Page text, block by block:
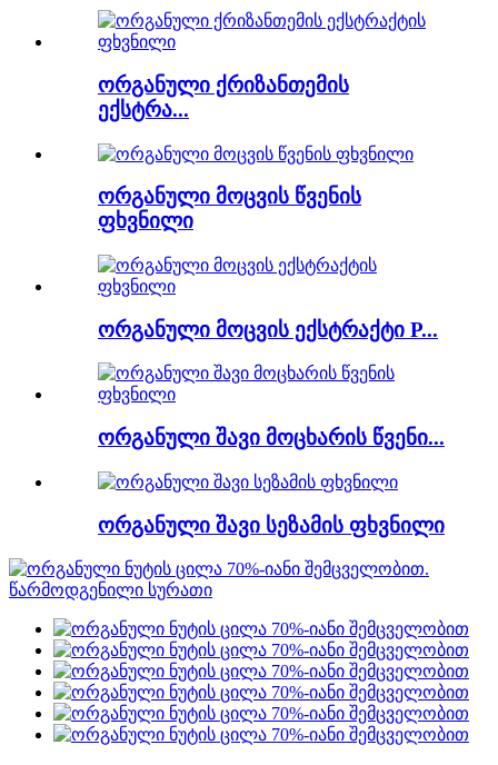
ორგანული ქრიზანთემის
ექსტრა...
ორგანული მოცვის წვენის
ფხვნილი
ორგანული მოცვის ექსტრაქტი P...
ორგანული შავი მოცხარის წვენი...
ორგანული შავი სეზამის ფხვნილი